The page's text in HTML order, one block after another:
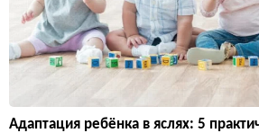
Адаптация ребёнка в яслях: 5